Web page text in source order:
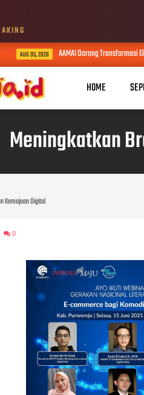
AUG 05, 2026 AAMAI Dorong Transformasi
HOME
Meningkatkan
Kemajuan Digital
0